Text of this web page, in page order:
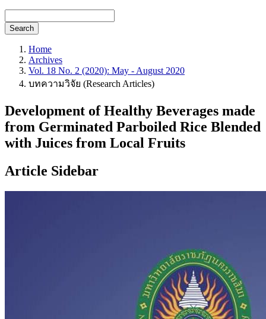
Search
Home
Archives
Vol. 18 No. 2 (2020): May - August 2020
บทความวิจัย (Research Articles)
Development of Healthy Beverages made
from Germinated Parboiled Rice Blended
with Juices from Local Fruits
Article Sidebar